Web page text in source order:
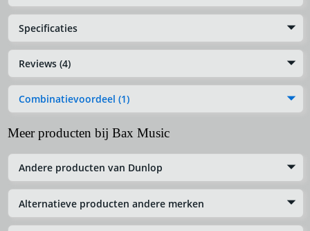
Specificaties
Reviews (4)
Combinatievoordeel (1)
Meer producten bij Bax Music
Andere producten van Dunlop
Alternatieve producten andere merken